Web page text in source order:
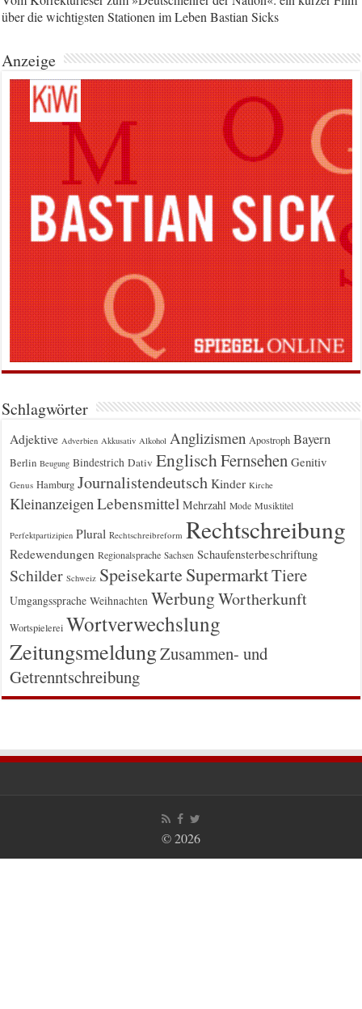
über die wichtigsten Stationen im Leben Bastian Sicks
Anzeige
Schlagwörter
Adjektive Adverbien Akkusativ Alkohol Anglizismen Apostroph Bayern
Berlin Beugung Bindestrich Dativ EnglischFernsehen Genitiv
Genus Hamburg Journalistendeutsch Kinder Kirche
Kleinanzeigen Lebensmittel Mehrzahl Mode Musiktitel
Perfektpartizipien Plural Rechtschreibreform Rechtschreibung
Redewendungen Regionalsprache Sachsen Schaufensterbeschriftung
Schilder Schweiz Speisekarte SupermarktTiere
Umgangssprache Weihnachten WerbungWortherkunft
Wortspielerei Wortverwechslung
ZeitungsmeldungZusammen- und
Getrenntschreibung
© 2026